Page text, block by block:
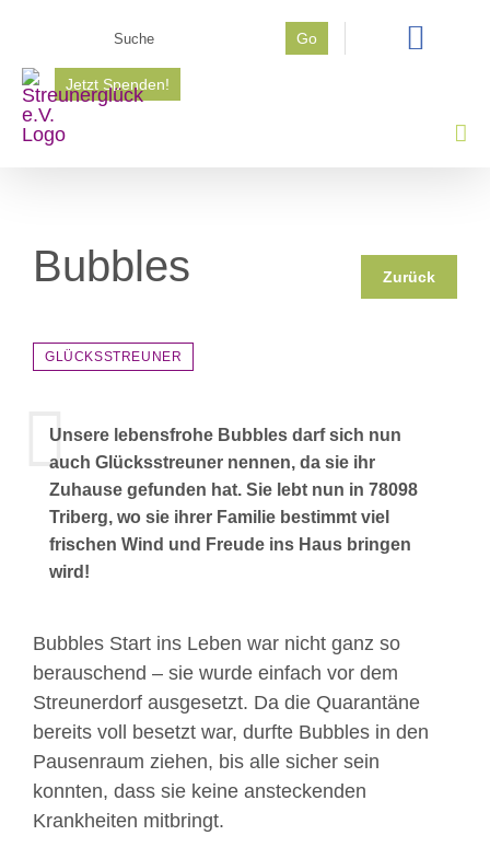
springen
Go
Jetzt Spenden!
Bubbles Zurück
GLÜCKSSTREUNER
Unsere lebensfrohe Bubbles darf sich nun
auch Glücksstreuner nennen, da sie ihr
Zuhause gefunden hat. Sie lebt nun in 78098
Triberg, wo sie ihrer Familie bestimmt viel
frischen Wind und Freude ins Haus bringen
wird!
Bubbles Start ins Leben war nicht ganz so
berauschend – sie wurde einfach vor dem
Streunerdorf ausgesetzt. Da die Quarantäne
bereits voll besetzt war, durfte Bubbles in den
Pausenraum ziehen, bis alle sicher sein
konnten, dass sie keine ansteckenden
Krankheiten mitbringt.